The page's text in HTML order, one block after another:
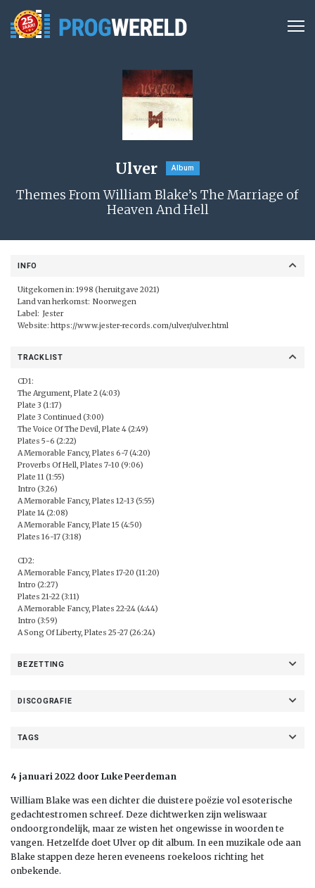
Ulver Album
Themes From William Blake’s The Marriage of
Heaven And Hell
INFO
Uitgekomen in: 1998 (heruitgave 2021)
Land van herkomst: Noorwegen
Label: Jester
Website: https://www.jester-records.com/ulver/ulver.html
TRACKLIST
CD1:
The Argument, Plate 2 (4:03)
Plate 3 (1:17)
Plate 3 Continued (3:00)
The Voice Of The Devil, Plate 4 (2:49)
Plates 5-6 (2:22)
A Memorable Fancy, Plates 6-7 (4:20)
Proverbs Of Hell, Plates 7-10 (9:06)
Plate 11 (1:55)
Intro (3:26)
A Memorable Fancy, Plates 12-13 (5:55)
Plate 14 (2:08)
A Memorable Fancy, Plate 15 (4:50)
Plates 16-17 (3:18)
CD2:
A Memorable Fancy, Plates 17-20 (11:20)
Intro (2:27)
Plates 21-22 (3:11)
A Memorable Fancy, Plates 22-24 (4:44)
Intro (3:59)
A Song Of Liberty, Plates 25-27 (26:24)
BEZETTING
DISCOGRAFIE
TAGS
4 januari 2022 door Luke Peerdeman
William Blake was een dichter die duistere poëzie vol esoterische
gedachtestromen schreef. Deze dichtwerken zijn weliswaar
ondoorgrondelijk, maar ze wisten het ongewisse in woorden te
vangen. Hetzelfde doet Ulver op dit album. In een muzikale ode aan
Blake stappen deze heren eveneens roekeloos richting het
onbekende.